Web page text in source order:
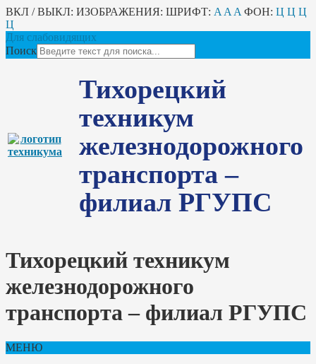
ВКЛ / ВЫКЛ: ИЗОБРАЖЕНИЯ: ШРИФТ: A A A ФОН: Ц Ц Ц
Ц
Для слабовидящих
Поиск
Тихорецкий
техникум
железнодорожного
транспорта –
филиал РГУПС
Тихорецкий техникум
железнодорожного
транспорта – филиал РГУПС
МЕНЮ